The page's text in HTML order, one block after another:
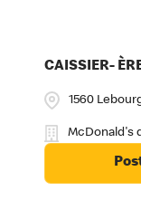
CAISSIER-
1560
McDonald's